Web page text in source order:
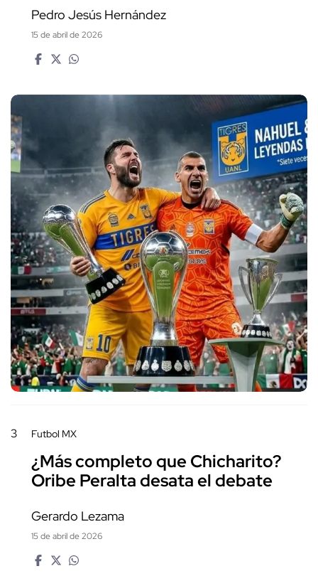
Pedro Jesús Hernández
15 de abril de 2026
3 Futbol MX
¿Más completo que Chicharito?
Oribe Peralta desata el debate
Gerardo Lezama
15 de abril de 2026